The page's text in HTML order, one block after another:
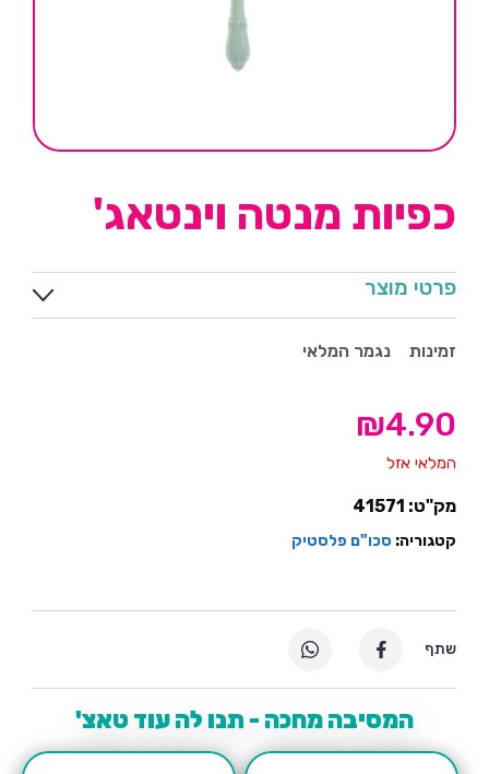
כפיות מנטה וינטאג'
פרטי מוצר
זמינות נגמר המלאי
₪4.90
המלאי אזל
מק"ט: 41571
קטגוריה: סכו"ם פלסטיק
המסיבה מחכה - תנו לה עוד טאצ'
שתף